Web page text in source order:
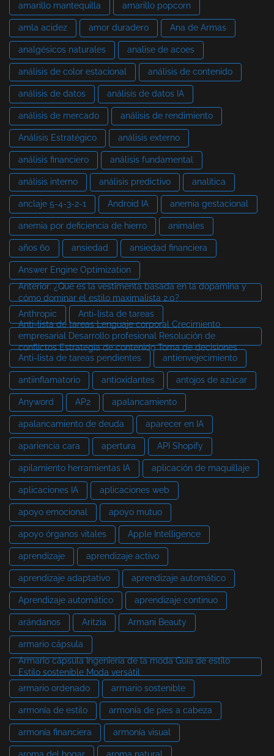
amarillo mantequilla amarillo popcorn
amla acidez amor duradero Ana de Armas
analgésicos naturales analise de acoes
análisis de color estacional análisis de contenido
análisis de datos análisis de datos IA
análisis de mercado análisis de rendimiento
Análisis Estratégico análisis externo
análisis financiero análisis fundamental
análisis interno análisis predictivo analítica
anclaje 5-4-3-2-1 Android IA anemia gestacional
anemia por deficiencia de hierro animales
años 60 ansiedad ansiedad financiera
Answer Engine Optimization
Anterior: ¿Qué es la vestimenta basada en la dopamina y
cómo dominar el estilo maximalista 2.0?
Anthropic
Anti-lista de tareas
Anti-lista de tareas Lenguaje corporal Crecimiento
empresarial Desarrollo profesional Resolución de
conflictos Estrategia de contenido Toma de decisiones
Anti-lista de tareas pendientes
antienvejecimiento
antiinflamatorio antioxidantes antojos de azúcar
Anyword AP2 apalancamiento
apalancamiento de deuda aparecer en IA
apariencia cara apertura API Shopify
apilamiento herramientas IA aplicación de maquillaje
aplicaciones IA aplicaciones web
apoyo emocional apoyo mutuo
apoyo órganos vitales Apple Intelligence
aprendizaje aprendizaje activo
aprendizaje adaptativo aprendizaje automático
Aprendizaje automático aprendizaje continuo
arándanos Aritzia Armani Beauty
armario cápsula
Armario cápsula Ingeniería de la moda Guía de estilo
Estilo sostenible Moda versátil
armario ordenado
armario sostenible
armonía de estilo armonía de pies a cabeza
armonía financiera armonía visual